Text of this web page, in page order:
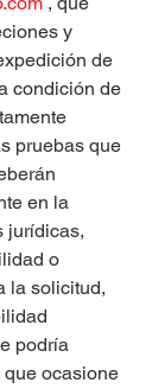
y
de
condición de
pruebas que
en la
jurídicas,
o
la solicitud,
podría
ocasione